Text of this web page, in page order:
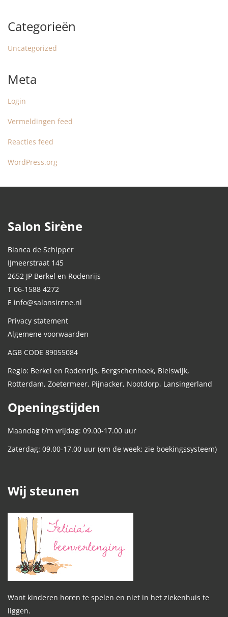
Categorieën
Uncategorized
Meta
Login
Vermeldingen feed
Reacties feed
WordPress.org
Salon Sirène
Bianca de Schipper
IJmeerstraat 145
2652 JP Berkel en Rodenrijs
T 06-1588 4272
E info@salonsirene.nl
Privacy statement
Algemene voorwaarden
AGB CODE 89055084
Regio: Berkel en Rodenrijs, Bergschenhoek, Bleiswijk,
Rotterdam, Zoetermeer, Pijnacker, Nootdorp, Lansingerland
Openingstijden
Maandag t/m vrijdag: 09.00-17.00 uur
Zaterdag: 09.00-17.00 uur (om de week: zie boekingssysteem)
Wij steunen
Want kinderen horen te spelen en niet in het ziekenhuis te
liggen.